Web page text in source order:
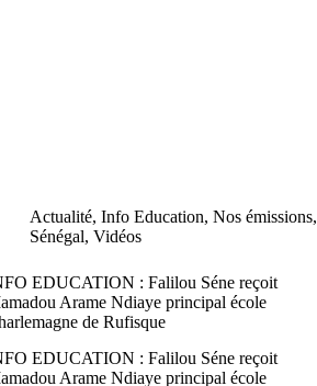
Actualité,Info Education,Nos émissions,
Sénégal,Vidéos
EDUCATION : Falilou Séne reçoit
Arame Ndiaye principal école
de Rufisque
EDUCATION : Falilou Séne reçoit
Arame Ndiaye principal école